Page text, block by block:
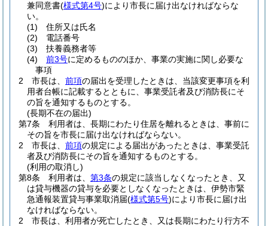
兼同意書(様式第4号)により市長に届け出なければならな
い。
(1)
住所又は氏名
(2)
電話番号
(3)
扶養義務者等
(4)
前3号に定めるもののほか、事業の実施に関し必要な
事項
2
市長は、 前項の届出を受理したときは、当該変更事項を利
用者台帳に記載するとともに、事業受託者及び消防長にそ
の旨を通知するものとする。
(長期不在の届出)
第7条
利用者は、長期にわたり住居を離れるときは、事前に
その旨を市長に届け出なければならない。
2
市長は、 前項の規定による届出があったときは、事業受託
者及び消防長にその旨を通知するものとする。
(利用の取消し)
第8条
利用者は、 第3条の規定に該当しなくなったとき、又
は貸与機器の貸与を必要としなくなったときは、伊勢市緊
急通報装置貸与事業取消届(様式第5号)により市長に届け出
なければならない。
2
市長は、利用者が死亡したとき、又は長期にわたり行方不